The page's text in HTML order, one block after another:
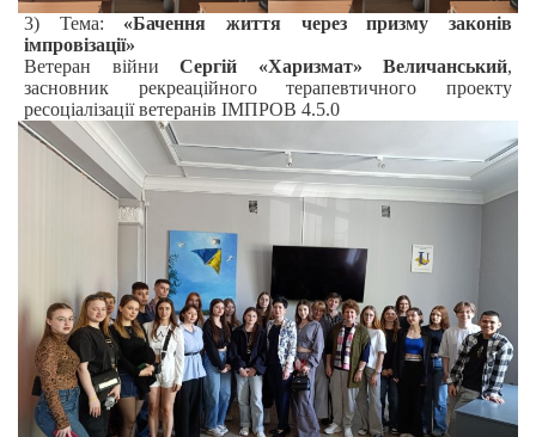
3) Тема: «Бачення життя через призму законів
імпровізації»
Ветеран війни Сергій «Харизмат» Величанський,
засновник рекреаційного терапевтичного проекту
ресоціалізації ветеранів ІМПРОВ 4.5.0